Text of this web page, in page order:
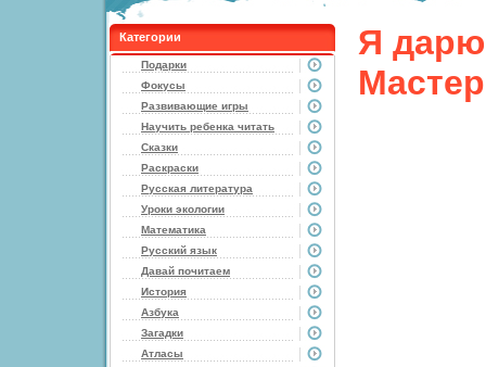
Категории
Подарки
Фокусы
Развивающие игры
Научить ребенка читать
Сказки
Раскраски
Русская литература
Уроки экологии
Математика
Русский язык
Давай почитаем
История
Азбука
Загадки
Атласы
Я